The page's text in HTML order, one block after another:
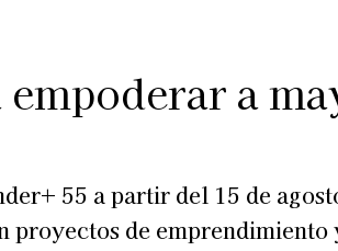
a
55 a partir del 15 de
de